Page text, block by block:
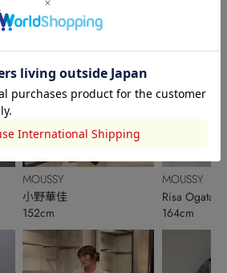
MOUSSY
小野華佳
152cm
MOUSSY
Risa Ogata
164cm